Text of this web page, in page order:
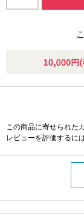
この商品に寄せられた
レビューを評価するに